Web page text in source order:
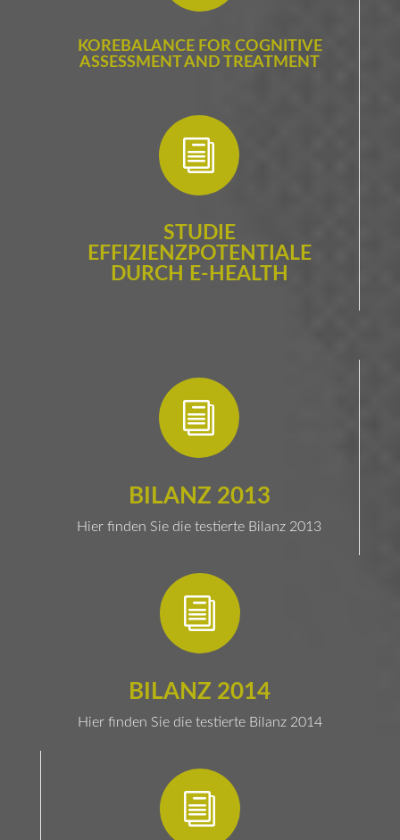
KOREBALANCE FOR COGNITIVE
ASSESSMENT AND TREATMENT
i
STUDIE
EFFIZIENZPOTENTIALE
DURCH E-HEALTH
i
BILANZ 2013
Hier finden Sie die testierte Bilanz 2013
i
BILANZ 2014
Hier finden Sie die testierte Bilanz 2014
i